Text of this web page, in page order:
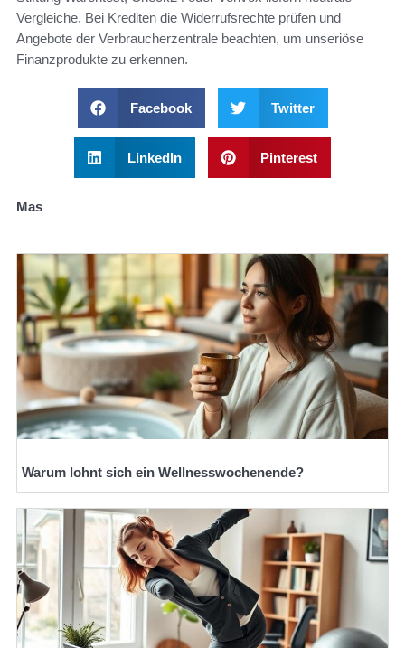
Vergleiche. Bei Krediten die Widerrufsrechte prüfen und
Angebote der Verbraucherzentrale beachten, um unseriöse
Finanzprodukte zu erkennen.
Facebook Twitter
LinkedIn Pinterest
Mas
Warum lohnt sich ein Wellnesswochenende?